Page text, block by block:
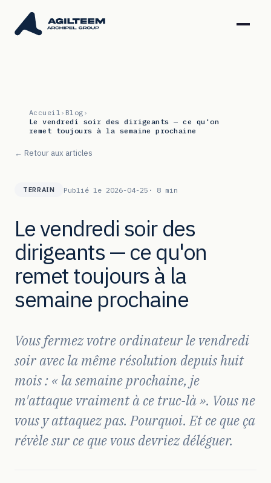
Accueil › Blog ›
Le vendredi soir des dirigeants — ce qu'on
remet toujours à la semaine prochaine
← Retour aux articles
TERRAIN Publié le 2026-04-25 · 8 min
Le vendredi soir des
dirigeants — ce qu'on
remet toujours à la
semaine prochaine
Vous fermez votre ordinateur le vendredi
soir avec la même résolution depuis huit
mois : « la semaine prochaine, je
m'attaque vraiment à ce truc-là ». Vous ne
vous y attaquez pas. Pourquoi. Et ce que ça
révèle sur ce que vous devriez déléguer.